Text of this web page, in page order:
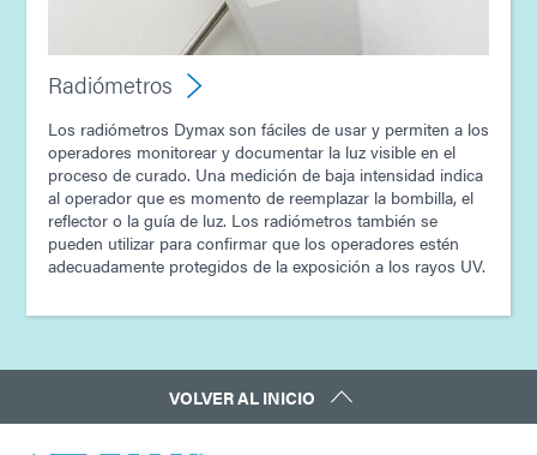
Radiómetros
Los radiómetros Dymax son fáciles de usar y permiten a los
operadores monitorear y documentar la luz visible en el
proceso de curado. Una medición de baja intensidad indica
al operador que es momento de reemplazar la bombilla, el
reflector o la guía de luz. Los radiómetros también se
pueden utilizar para confirmar que los operadores estén
adecuadamente protegidos de la exposición a los rayos UV.
VOLVER AL INICIO